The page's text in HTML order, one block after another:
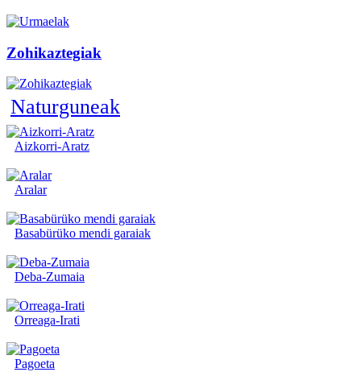
Zohikaztegiak
Naturguneak
Aizkorri-Aratz
Aralar
Basabürüko mendi garaiak
Deba-Zumaia
Orreaga-Irati
Pagoeta